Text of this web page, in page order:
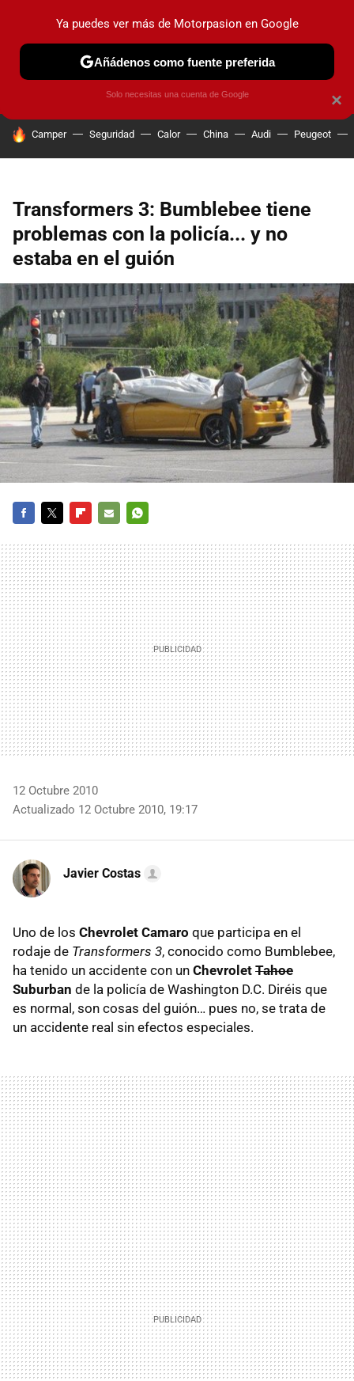
PRUEBAS COCHES ELÉCTRICOS OBSERVATORIO
HOY SE HABLA DE
Camper Seguridad Calor China Audi Peugeot
Transformers 3: Bumblebee tiene
problemas con la policía... y no
estaba en el guión
MAIL
12 Octubre 2010
Actualizado 12 Octubre 2010, 19:17
Javier Costas
Uno de los Chevrolet Camaro que participa en el
rodaje de Transformers 3, conocido como Bumblebee,
ha tenido un accidente con un Chevrolet Tahoe
Suburban de la policía de Washington D.C. Diréis que
es normal, son cosas del guión… pues no, se trata de
un accidente real sin efectos especiales.
×
Ya puedes ver más de Motorpasion en Google
Añádenos como fuente preferida
Solo necesitas una cuenta de Google